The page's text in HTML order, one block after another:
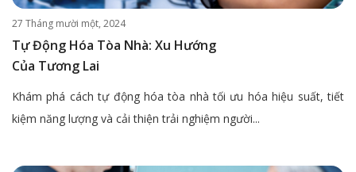
27 Tháng mười một, 2024
Tự Động Hóa Tòa Nhà: Xu Hướng
Của Tương Lai
Khám phá cách tự động hóa tòa nhà tối ưu hóa hiệu suất, tiết
kiệm năng lượng và cải thiện trải nghiệm người...